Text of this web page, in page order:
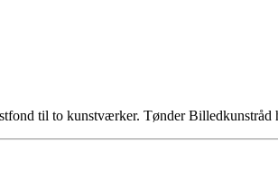
til to kunstværker. Tønder